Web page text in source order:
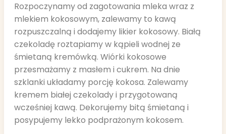
Rozpoczynamy od zagotowania mleka wraz z
mlekiem kokosowym, zalewamy to kawą
rozpuszczalną i dodajemy likier kokosowy. Białą
czekoladę roztapiamy w kąpieli wodnej ze
śmietaną kremówką. Wiórki kokosowe
przesmażamy z masłem i cukrem. Na dnie
szklanki układamy porcję kokosa. Zalewamy
kremem białej czekolady i przygotowaną
wcześniej kawą. Dekorujemy bitą śmietaną i
posypujemy lekko podprażonym kokosem.